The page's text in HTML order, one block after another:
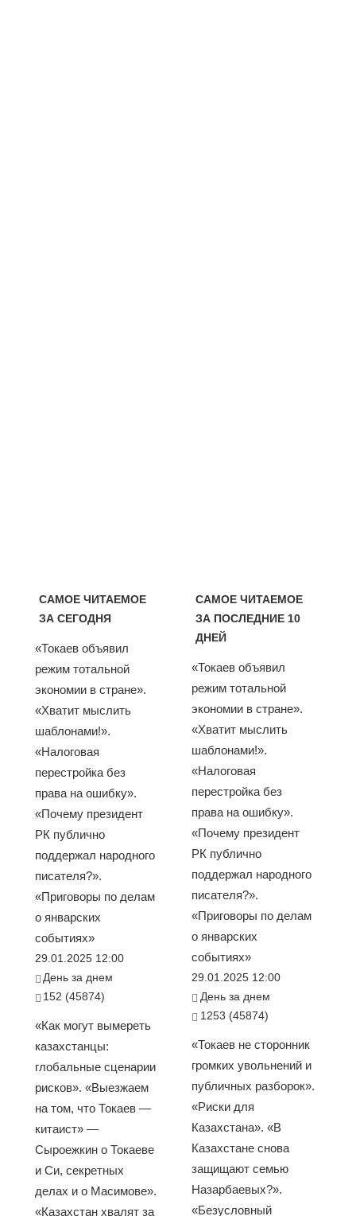
САМОЕ ЧИТАЕМОЕ
ЗА СЕГОДНЯ
«Токаев объявил
режим тотальной
экономии в стране».
«Хватит мыслить
шаблонами!».
«Налоговая
перестройка без
права на ошибку».
«Почему президент
РК публично
поддержал народного
писателя?».
«Приговоры по делам
о январских
событиях»
29.01.2025 12:00
День за днем
152 (45874)
«Как могут вымереть
казахстанцы:
глобальные сценарии
рисков». «Выезжаем
на том, что Токаев —
китаист» —
Сыроежкин о Токаеве
и Си, секретных
делах и о Масимове».
«Казахстан хвалят за
САМОЕ ЧИТАЕМОЕ
ЗА ПОСЛЕДНИЕ 10
ДНЕЙ
«Токаев объявил
режим тотальной
экономии в стране».
«Хватит мыслить
шаблонами!».
«Налоговая
перестройка без
права на ошибку».
«Почему президент
РК публично
поддержал народного
писателя?».
«Приговоры по делам
о январских
событиях»
29.01.2025 12:00
День за днем
1253 (45874)
«Токаев не сторонник
громких увольнений и
публичных разборок».
«Риски для
Казахстана». «В
Казахстане снова
защищают семью
Назарбаевых?».
«Безусловный